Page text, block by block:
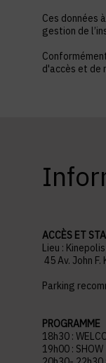
Ces données
gestion de
d'accès et de
ACCÈS ET
Lieu :
45 Av. John
Parking
PROGRAMME
18h30 :
19h00 : SHOW